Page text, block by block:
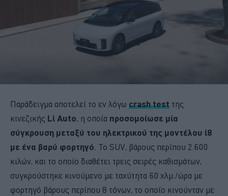
Παράδειγμα αποτελεί το εν λόγω crash test της
κινεζικής Li Auto, η οποία προσομοίωσε μία
σύγκρουση μεταξύ του ηλεκτρικού της μοντέλου i8
με ένα βαρύ φορτηγό. Το SUV, βάρους περίπου 2.600
κιλών, και το οποίο διαθέτει τρεις σειρές καθισμάτων,
συγκρούστηκε κινούμενο με ταχύτητα 60 χλμ./ώρα με
φορτηγό βάρους περίπου 8 τόνων, το οποίο κινούνταν με